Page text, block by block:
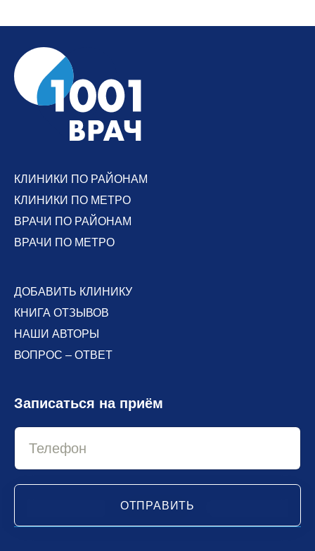
КЛИНИКИ ПО РАЙОНАМ
КЛИНИКИ ПО МЕТРО
ВРАЧИ ПО РАЙОНАМ
ВРАЧИ ПО МЕТРО
ДОБАВИТЬ КЛИНИКУ
КНИГА ОТЗЫВОВ
НАШИ АВТОРЫ
ВОПРОС – ОТВЕТ
Записаться на приём
ОТПРАВИТЬ